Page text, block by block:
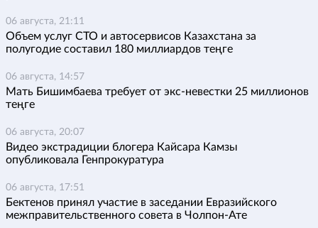
06 августа, 21:11
Объем услуг СТО и автосервисов Казахстана за
полугодие составил 180 миллиардов теңге
06 августа, 14:57
Мать Бишимбаева требует от экс-невестки 25 миллионов
теңге
06 августа, 20:07
Видео экстрадиции блогера Кайсара Камзы
опубликовала Генпрокуратура
06 августа, 17:51
Бектенов принял участие в заседании Евразийского
межправительственного совета в Чолпон-Ате